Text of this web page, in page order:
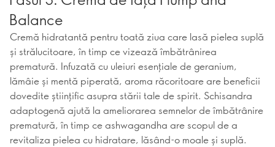
Balance
Cremă hidratantă pentru toată ziua care lasă pielea suplă
și strălucitoare, în timp ce vizează îmbătrânirea
prematură. Infuzată cu uleiuri esențiale de geranium,
lămâie și mentă piperată, aroma răcoritoare are beneficii
dovedite științific asupra stării tale de spirit. Schisandra
adaptogenă ajută la ameliorarea semnelor de îmbătrânire
prematură, în timp ce ashwagandha are scopul de a
revitaliza pielea cu hidratare, lăsând-o moale și suplă.